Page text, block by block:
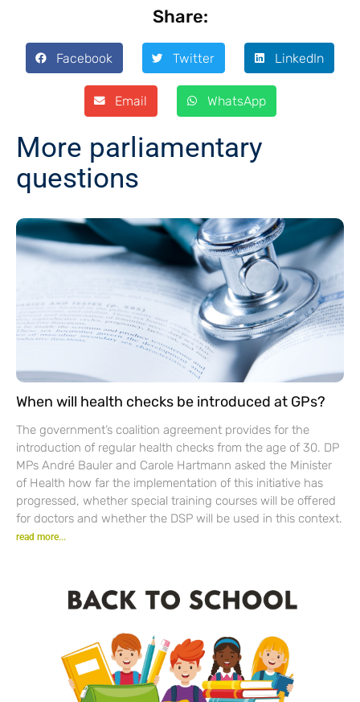
Share:
Facebook Twitter LinkedIn
Email WhatsApp
More parliamentary
questions
When will health checks be introduced at GPs?
The government’s coalition agreement provides for the
introduction of regular health checks from the age of 30. DP
MPs André Bauler and Carole Hartmann asked the Minister
of Health how far the implementation of this initiative has
progressed, whether special training courses will be offered
for doctors and whether the DSP will be used in this context.
read more...